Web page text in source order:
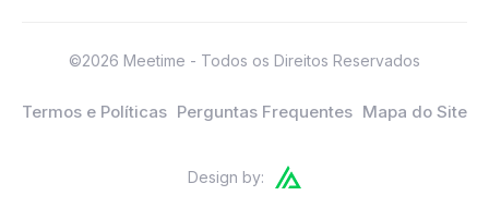
©2026 Meetime - Todos os Direitos Reservados
Termos e Políticas Perguntas Frequentes Mapa do Site
Design by: